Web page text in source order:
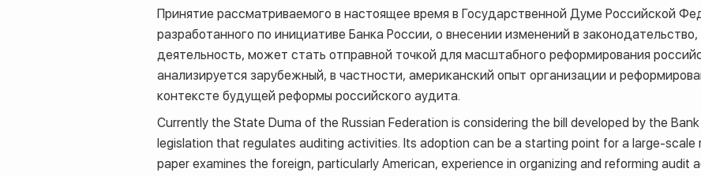
Принятие рассматриваемого в настоящее время в Государственной Думе Российской
разработанного по инициативе Банка России, о внесении изменений в
деятельность, может стать отправной точкой для масштабного реформирования
анализируется зарубежный, в частности, американский опыт организации и
контексте будущей реформы российского аудита.
Currently the State Duma of the Russian Federation is considering the bill developed by the
legislation that regulates auditing activities. Its adoption can be a starting point for a large-scale
paper examines the foreign, particularly American, experience in organizing and reforming